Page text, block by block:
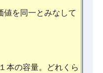
値を同一とみなして
本の容量。どれくら